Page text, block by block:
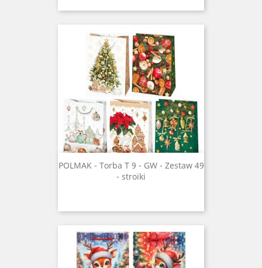
POLMAK - Torba T 9 - GW - Zestaw 49
- stroiki